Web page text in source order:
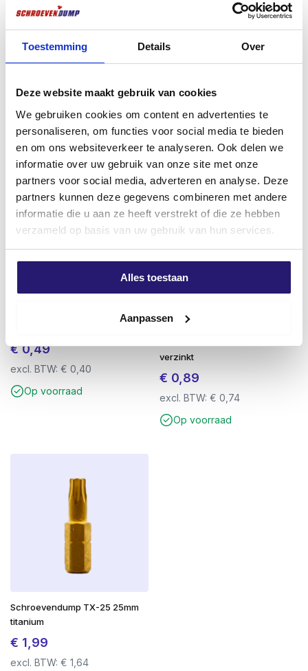
Toestemming Details Over
Deze website maakt gebruik van cookies
We gebruiken cookies om content en advertenties te
personaliseren, om functies voor social media te bieden
en om ons websiteverkeer te analyseren. Ook delen we
informatie over uw gebruik van onze site met onze
partners voor social media, adverteren en analyse. Deze
partners kunnen deze gegevens combineren met andere
informatie die u aan ze heeft verstrekt of die ze hebben
verzameld op basis van uw gebruik van hun services.
Alles toestaan
Aanpassen
schroevendump vlonderschroeven hebben een Torx
(TX) aandrijving. Voordelen van Torx aandrijving zijn
een betere krachtoverbrenging tussen gereedschap
en schroef, en minder kans dat het gereedschap uit de
vergemakkelijkt.
Schroevendump slagpluggen
8,0 x 80 50stuks
was:
€ 7,89.
is:
€ 5,99.
Op voorraad
Schroevendump
puinzakken/bouwafval zware
€0,50
excl. BTW:€0,41
GB Stelwig kunstof 100x45x18
€0,49
excl. BTW: € 0,40
Op voorraad
verzinkt
€ 0,89
excl. BTW:€ 0,74
Op voorraad
Schroevendump TX-25 25mm
titanium
€ 1,99
excl. BTW: € 1,64